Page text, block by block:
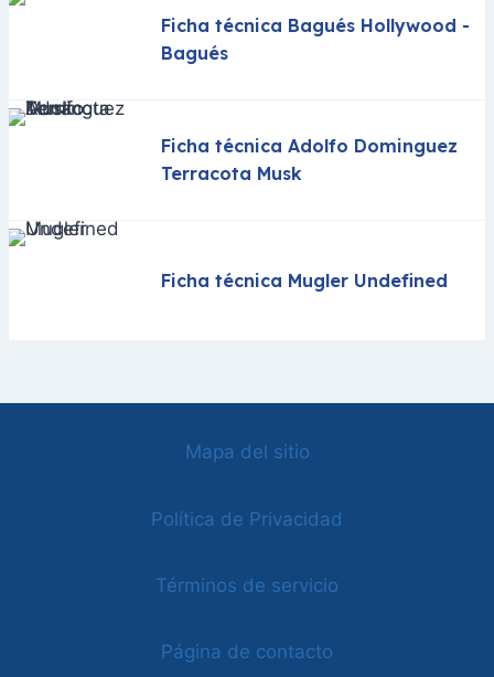
Ficha técnica Bagués Hollywood -
Bagués
Ficha técnica Adolfo Dominguez
Terracota Musk
Ficha técnica Mugler Undefined
Mapa del sitio
Política de Privacidad
Términos de servicio
Página de contacto